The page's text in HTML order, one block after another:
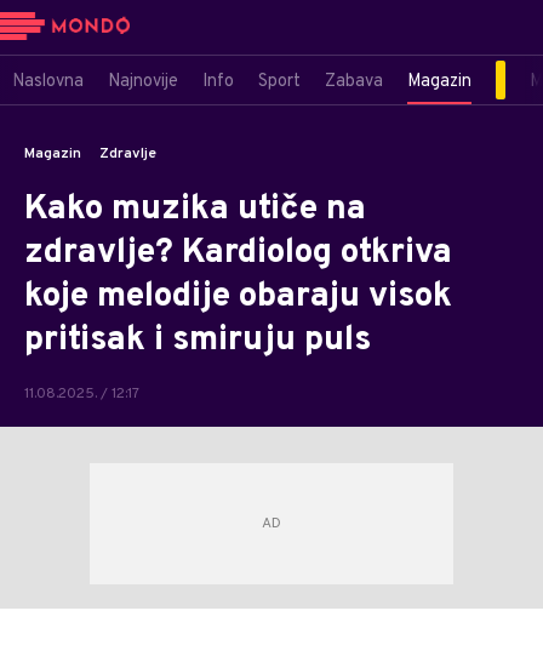
Naslovna Najnovije Info Sport Zabava Magazin
Magazin Zdravlje
Kako muzika utiče na
zdravlje? Kardiolog otkriva
koje melodije obaraju visok
pritisak i smiruju puls
11.08.2025. / 12:17